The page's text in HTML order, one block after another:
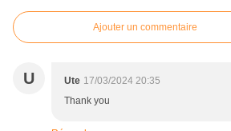
Ajouter un commentaire
U Ute 17/03/2024 20:35
Thank you